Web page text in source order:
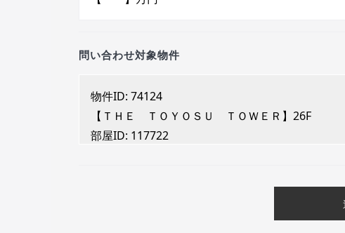
問い合わせ対象物件